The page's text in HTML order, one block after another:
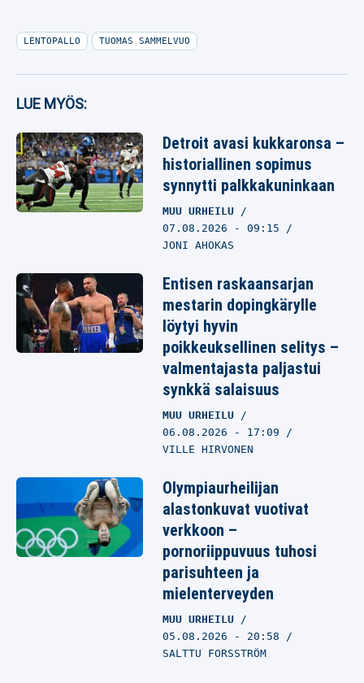
LENTOPALLO TUOMAS SAMMELVUO
LUE MYÖS:
Detroit avasi kukkaronsa –
historiallinen sopimus
synnytti palkkakuninkaan
MUU URHEILU
07.08.2026 - 09:15
JONI AHOKAS
Entisen raskaansarjan
mestarin dopingkärylle
löytyi hyvin
poikkeuksellinen selitys –
valmentajasta paljastui
synkkä salaisuus
MUU URHEILU
06.08.2026 - 17:09
VILLE HIRVONEN
Olympiaurheilijan
alastonkuvat vuotivat
verkkoon –
pornoriippuvuus tuhosi
parisuhteen ja
mielenterveyden
MUU URHEILU
05.08.2026 - 20:58
SALTTU FORSSTRÖM